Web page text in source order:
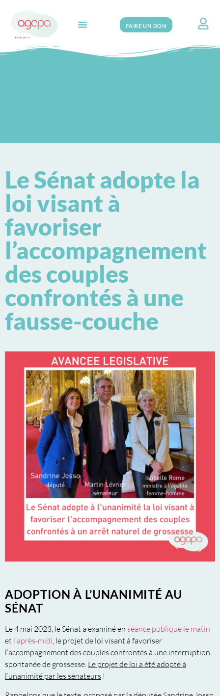
FAIRE UN DON
Le Sénat adopte la
loi visant à
favoriser
l’accompagnement
des couples
confrontés à une
fausse-couche
ADOPTION À L’UNANIMITÉ AU
SÉNAT
Le 4 mai 2023, le Sénat a examiné en séance publique le matin
et l’après-midi, le projet de loi visant à favoriser
l’accompagnement des couples confrontés à une interruption
spontanée de grossesse. Le projet de loi a été adopté à
l’unanimité par les sénateurs !